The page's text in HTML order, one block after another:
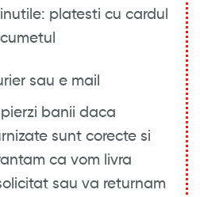
platesti cu cardul
sau e mail
banii daca
sunt corecte si
ca vom livra
sau va returnam